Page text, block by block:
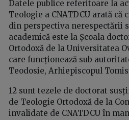
Datele publice referitoare la
Teologie a CNATDCU arată că
din perspectiva nerespectării
academică este la Școala
Ortodoxă de la Universitatea
care funcționează sub
Teodosie, Arhiepiscopul
12 sunt tezele de doctorat
de Teologie Ortodoxă de la
invalidate de CNATDCU în